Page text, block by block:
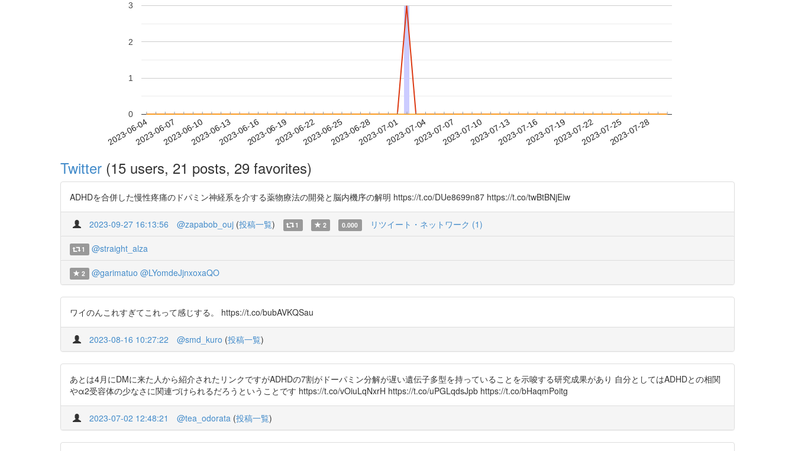
2023-06-042023-06-072023-06-102023-06-132023-06-162023-06-192023-06-222023-06-252023-06-282023-07-012023-07-042023-07-072023-07-102023-07-132023-07-162023-07-192023-07-222023-07-252023-07-28
0
1
2
3
Twitter (15 users, 21 posts, 29 favorites)
ADHDを合併した慢性疼痛のドパミン神経系を介する薬物療法の開発と脳内機序の解明 https://t.co/DUe8699n87 https://t.co/twBtBNjEiw
2023-09-27 16:13:56 @zapabob_ouj (投稿一覧) 1 2 0.000 リツイート・ネットワーク (1)
1 @straight_alza
2 @garimatuo @LYomdeJjnxoxaQO
ワイのんこれすぎてこれって感じする。 https://t.co/bubAVKQSau
2023-08-16 10:27:22 @smd_kuro (投稿一覧)
あとは4月にDMに来た人から紹介されたリンクですがADHDの7割がドーパミン分解が遅い遺伝子多型を持っていることを示唆する研究成果があり 自分としてはADHDとの相関
やα2受容体の少なさに関連づけられるだろうということです https://t.co/vOiuLqNxrH https://t.co/uPGLqdsJpb https://t.co/bHaqmPoitg
2023-07-02 12:48:21 @tea_odorata (投稿一覧)